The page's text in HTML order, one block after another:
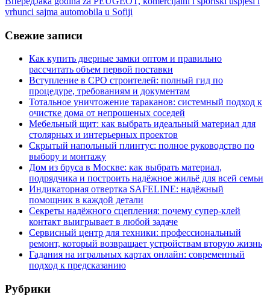
vrhunci sajma automobila u Sofiji
Свежие записи
Как купить дверные замки оптом и правильно
рассчитать объем первой поставки
Вступление в СРО строителей: полный гид по
процедуре, требованиям и документам
Тотальное уничтожение тараканов: системный подход к
очистке дома от непрошеных соседей
Мебельный щит: как выбрать идеальный материал для
столярных и интерьерных проектов
Скрытый напольный плинтус: полное руководство по
выбору и монтажу
Дом из бруса в Москве: как выбрать материал,
подрядчика и построить надёжное жильё для всей семьи
Индикаторная отвертка SAFELINE: надёжный
помощник в каждой детали
Секреты надёжного сцепления: почему супер‑клей
контакт выигрывает в любой задаче
Сервисный центр для техники: профессиональный
ремонт, который возвращает устройствам вторую жизнь
Гадания на игральных картах онлайн: современный
подход к предсказанию
Рубрики